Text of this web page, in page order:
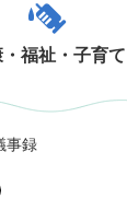
福祉・子育て
事録